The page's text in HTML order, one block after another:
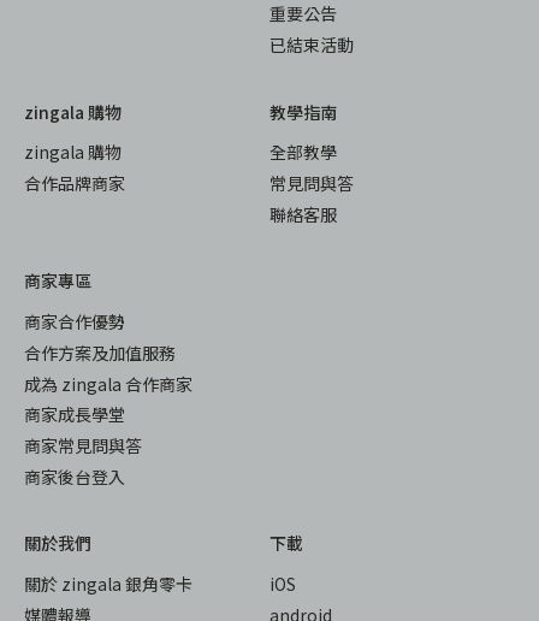
重要公告
已結束活動
zingala 購物
zingala 購物
合作品牌商家
教學指南
全部教學
常見問與答
聯絡客服
商家專區
商家合作優勢
合作方案及加值服務
成為 zingala 合作商家
商家成長學堂
商家常見問與答
商家後台登入
關於我們
關於 zingala 銀角零卡
媒體報導
下載
iOS
android